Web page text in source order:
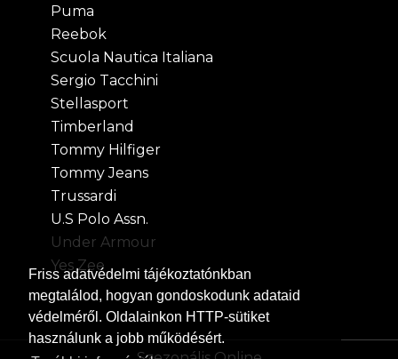
Frissadatvédelmi tájékoztatónkban
megtalálod, hogyan gondoskodunk adataid
védelméről. Oldalainkon HTTP-sütiket
használunk a jobb működésért.
Puma
Reebok
Scuola Nautica Italiana
Sergio Tacchini
Stellasport
Timberland
Tommy Hilfiger
Tommy Jeans
Trussardi
U.S Polo Assn.
Under Armour
Yes Zee